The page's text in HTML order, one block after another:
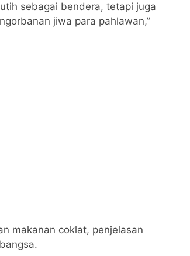
sebagai bendera, tetapi juga
jiwa para pahlawan,”
makanan coklat, penjelasan